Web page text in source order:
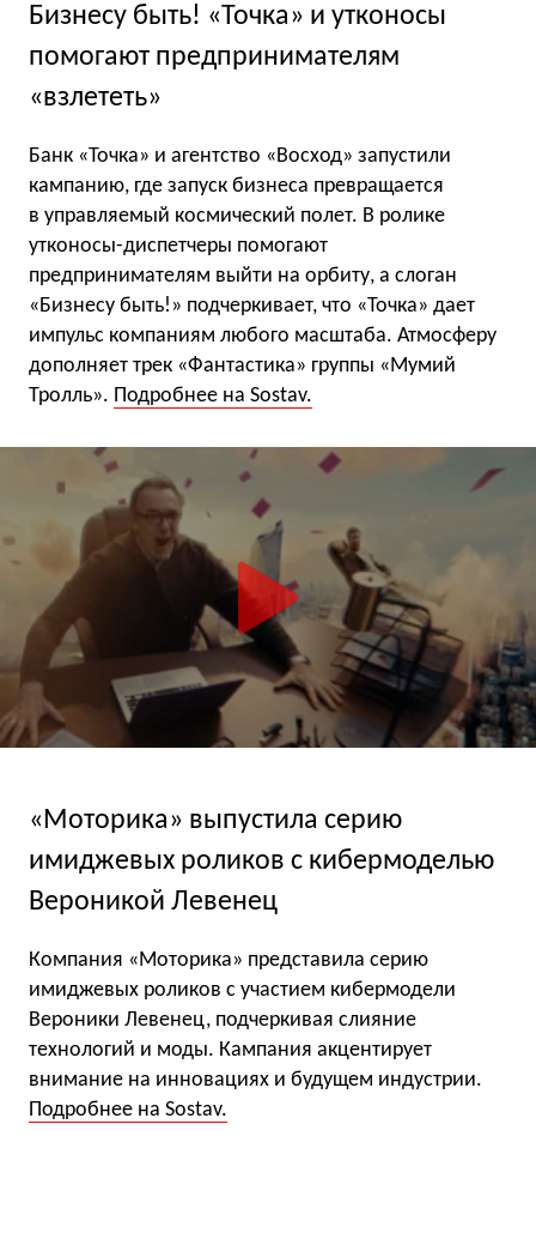
Бизнесу быть! «Точка» и утконосы
помогают предпринимателям
«взлететь»
Банк «Точка» и агентство «Восход» запустили
кампанию, где запуск бизнеса превращается
в управляемый космический полет. В ролике
утконосы-диспетчеры помогают
предпринимателям выйти на орбиту, а слоган
«Бизнесу быть!» подчеркивает, что «Точка» дает
импульс компаниям любого масштаба. Атмосферу
дополняет трек «Фантастика» группы «Мумий
Тролль». Подробнее на Sostav.
«Моторика» выпустила серию
имиджевых роликов с кибермоделью
Вероникой Левенец
Компания «Моторика» представила серию
имиджевых роликов с участием кибермодели
Вероники Левенец, подчеркивая слияние
технологий и моды. Кампания акцентирует
внимание на инновациях и будущем индустрии.
Подробнее на Sostav.